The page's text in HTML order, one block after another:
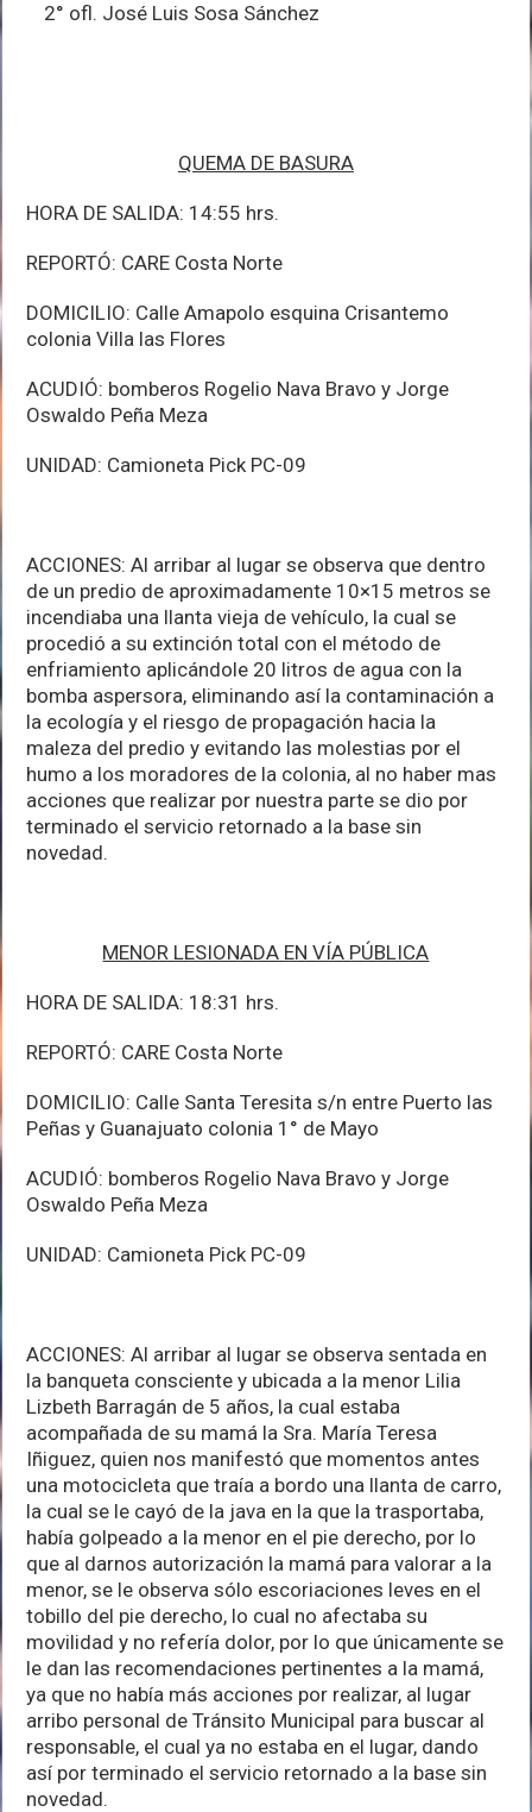
2° ofl. José Luis Sosa Sánchez
QUEMA DE BASURA
HORA DE SALIDA: 14:55 hrs.
REPORTÓ: CARE Costa Norte
DOMICILIO: Calle Amapolo esquina Crisantemo
colonia Villa las Flores
ACUDIÓ: bomberos Rogelio Nava Bravo y Jorge
Oswaldo Peña Meza
UNIDAD: Camioneta Pick PC-09
ACCIONES: Al arribar al lugar se observa que dentro
de un predio de aproximadamente 10×15 metros se
incendiaba una llanta vieja de vehículo, la cual se
procedió a su extinción total con el método de
enfriamiento aplicándole 20 litros de agua con la
bomba aspersora, eliminando así la contaminación a
la ecología y el riesgo de propagación hacia la
maleza del predio y evitando las molestias por el
humo a los moradores de la colonia, al no haber mas
acciones que realizar por nuestra parte se dio por
terminado el servicio retornado a la base sin
novedad.
MENOR LESIONADA EN VÍA PÚBLICA
HORA DE SALIDA: 18:31 hrs.
REPORTÓ: CARE Costa Norte
DOMICILIO: Calle Santa Teresita s/n entre Puerto las
Peñas y Guanajuato colonia 1° de Mayo
ACUDIÓ: bomberos Rogelio Nava Bravo y Jorge
Oswaldo Peña Meza
UNIDAD: Camioneta Pick PC-09
ACCIONES: Al arribar al lugar se observa sentada en
la banqueta consciente y ubicada a la menor Lilia
Lizbeth Barragán de 5 años, la cual estaba
acompañada de su mamá la Sra. María Teresa
Iñiguez, quien nos manifestó que momentos antes
una motocicleta que traía a bordo una llanta de carro,
la cual se le cayó de la java en la que la trasportaba,
había golpeado a la menor en el pie derecho, por lo
que al darnos autorización la mamá para valorar a la
menor, se le observa sólo escoriaciones leves en el
tobillo del pie derecho, lo cual no afectaba su
movilidad y no refería dolor, por lo que únicamente se
le dan las recomendaciones pertinentes a la mamá,
ya que no había más acciones por realizar, al lugar
arribo personal de Tránsito Municipal para buscar al
responsable, el cual ya no estaba en el lugar, dando
así por terminado el servicio retornado a la base sin
novedad.